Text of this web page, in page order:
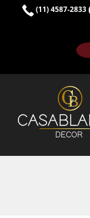
(11) 4587-2833